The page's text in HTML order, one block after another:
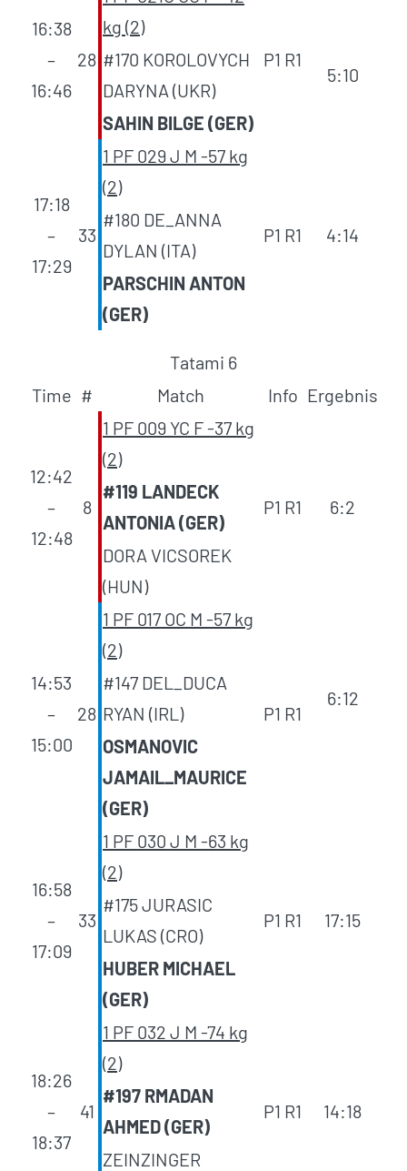
16:38
–
16:46
28
kg (2)
P1 R1
#170 KOROLOVYCH
DARYNA (UKR)
5:10
SAHIN BILGE (GER)
17:18
–
17:29
33
1 PF 029 J M -57 kg
(2)
P1 R1
#180 DE_ANNA
DYLAN (ITA)
4:14
PARSCHIN ANTON
(GER)
Tatami 6
Time # Match Info Ergebnis
12:42
–
12:48
8
1 PF 009 YC F -37 kg
(2)
P1 R1
#119 LANDECK
ANTONIA (GER)
6:2
DORA VICSOREK
(HUN)
14:53
–
15:00
28
1 PF 017 OC M -57 kg
(2)
P1 R1
#147 DEL_DUCA
RYAN (IRL)
6:12
OSMANOVIC
JAMAIL_MAURICE
(GER)
16:58
–
17:09
33
1 PF 030 J M -63 kg
(2)
P1 R1
#175 JURASIC
LUKAS (CRO)
17:15
HUBER MICHAEL
(GER)
18:26
–
18:37
41
1 PF 032 J M -74 kg
(2)
P1 R1
#197 RMADAN
AHMED (GER)
14:18
ZEINZINGER